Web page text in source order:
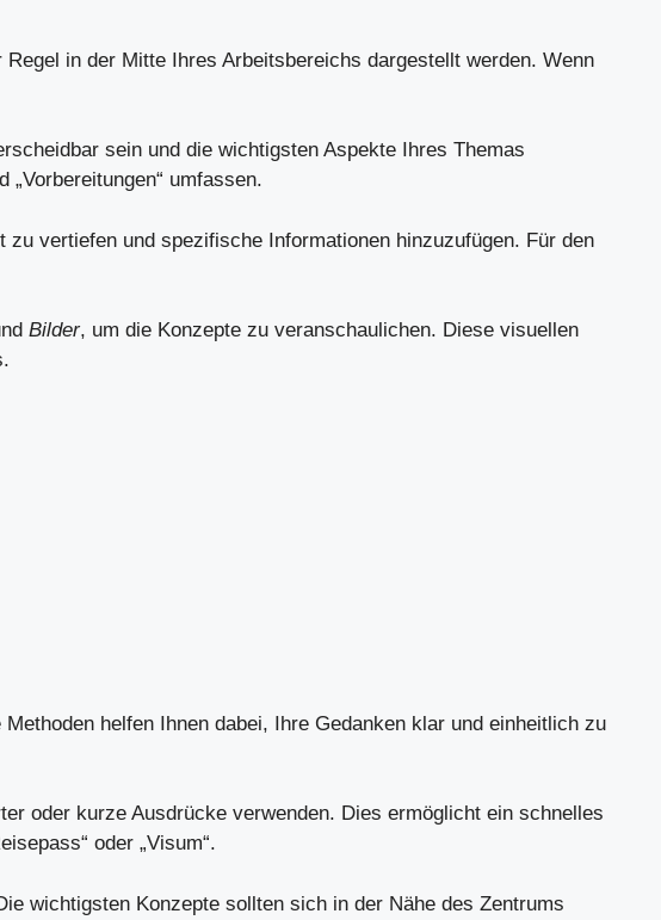
in der Mitte Ihres Arbeitsbereichs dargestellt werden. Wenn
sein und die wichtigsten Aspekte Ihres Themas
„Vorbereitungen“ umfassen.
vertiefen und spezifische Informationen hinzuzufügen. Für den
Bilder, um die Konzepte zu veranschaulichen. Diese visuellen
helfen Ihnen dabei, Ihre Gedanken klar und einheitlich zu
oder kurze Ausdrücke verwenden. Dies ermöglicht ein schnelles
oder „Visum“.
wichtigsten Konzepte sollten sich in der Nähe des Zentrums